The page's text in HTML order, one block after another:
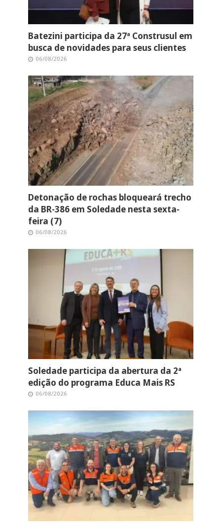
Batezini participa da 27ª Construsul em
busca de novidades para seus clientes
06/08/2026
Detonação de rochas bloqueará trecho
da BR-386 em Soledade nesta sexta-
feira (7)
06/08/2026
Soledade participa da abertura da 2ª
edição do programa Educa Mais RS
06/08/2026